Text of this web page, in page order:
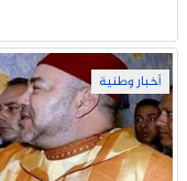
أخبار وطنية